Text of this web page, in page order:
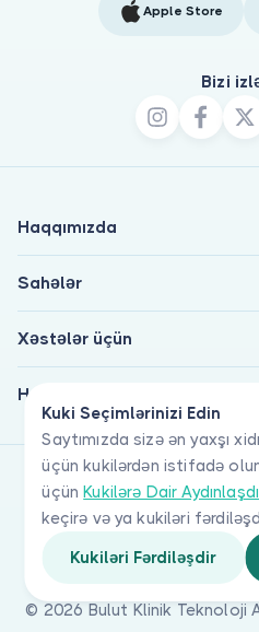
Kuki Seçimlərinizi Edin
Saytımızda sizə ən yaxşı
üçün kukilərdən istifadə
üçünKukilərə Dair
keçirə və ya kukiləri
Kukiləri Fərdiləşdir
Apple Store
Bizi
Haqqımızda
Sahələr
Xəstələr üçün
Həkimlər üçün
© 2026 Bulut Klinik Teknoloji